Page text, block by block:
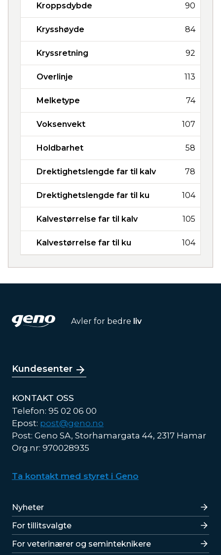
Kroppsdybde 90
Krysshøyde 84
Kryssretning 92
Overlinje 113
Melketype 74
Voksenvekt 107
Holdbarhet 58
Drektighetslengde far til kalv 78
Drektighetslengde far til ku 104
Kalvestørrelse far til kalv 105
Kalvestørrelse far til ku 104
Avler for bedre liv
Kundesenter
KONTAKT OSS
Telefon: 95 02 06 00
Epost: post@geno.no
Post: Geno SA, Storhamargata 44, 2317 Hamar
Org.nr: 970028935
Ta kontakt med styret i Geno
Lenker
Nyheter
For tillitsvalgte
For veterinærer og seminteknikere